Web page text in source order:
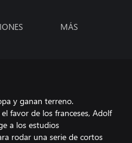
MÁS
y ganan terreno.
favor de los franceses, Adolf
a los estudios
rodar una serie de cortos